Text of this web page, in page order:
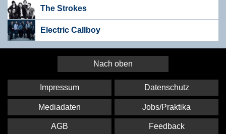
The Strokes
Electric Callboy
Nach oben
Impressum Datenschutz
Mediadaten Jobs/Praktika
AGB Feedback